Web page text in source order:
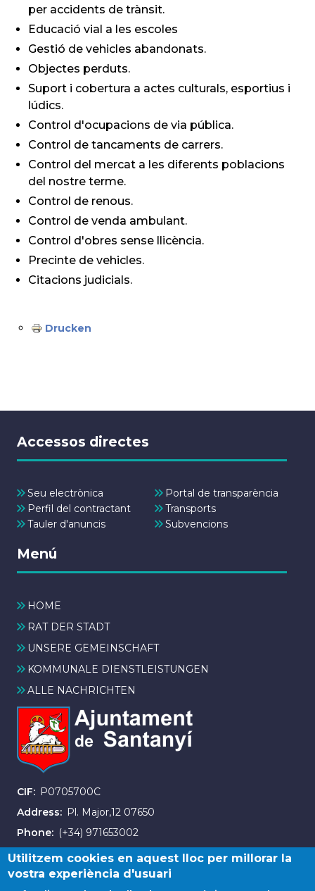
per accidents de trànsit.
Educació vial a les escoles
Gestió de vehicles abandonats.
Objectes perduts.
Suport i cobertura a actes culturals, esportius i
lúdics.
Control d'ocupacions de via pública.
Control de tancaments de carrers.
Control del mercat a les diferents poblacions
del nostre terme.
Control de renous.
Control de venda ambulant.
Control d'obres sense llicència.
Precinte de vehicles.
Citacions judicials.
Drucken
Accessos directes
Seu electrònica
Portal de transparència
Perfil del contractant
Transports
Tauler d'anuncis
Subvencions
Menú
HOME
RAT DER STADT
UNSERE GEMEINSCHAFT
KOMMUNALE DIENSTLEISTUNGEN
ALLE NACHRICHTEN
CIF
P0705700C
Address
Pl. Major,12 07650
Phone
(+34) 971653002
Fax (+34) 971163007
Utilitzem cookies en aquest lloc per millorar la
vostra experiència d'usuari